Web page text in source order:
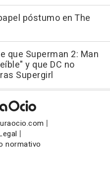
póstumo en The
que Superman 2: Man
y que DC no
Supergirl
|
|
normativo